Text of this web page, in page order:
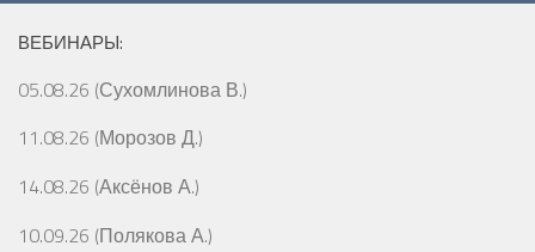
ВЕБИНАРЫ:
05.08.26 (Сухомлинова В.)
11.08.26 (Морозов Д.)
14.08.26 (Аксёнов А.)
10.09.26 (Полякова А.)